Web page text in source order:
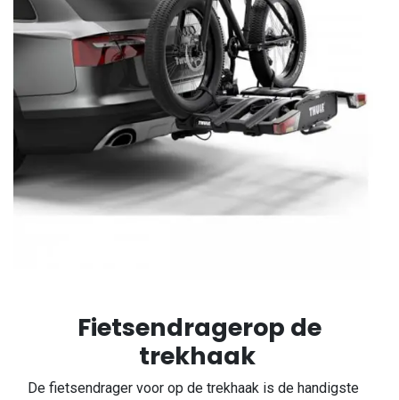
Fietsendragerop de
trekhaak
De fietsendrager voor op de trekhaak is de handigste